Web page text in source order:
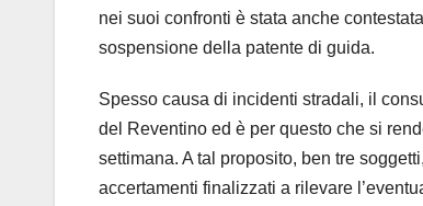
nei suoi confronti è stata anche
sospensione della patente di guida.
Spesso causa di incidenti stradali, il
del Reventino ed è per questo che si
settimana. A tal proposito, ben tre
accertamenti finalizzati a rilevare